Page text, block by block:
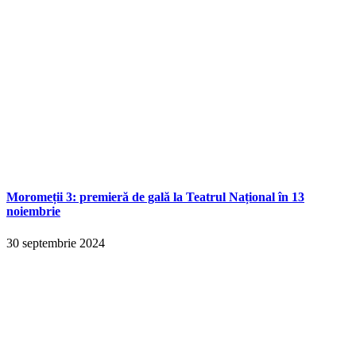
Moromeții 3: premieră de gală la Teatrul Național în 13
noiembrie
30 septembrie 2024